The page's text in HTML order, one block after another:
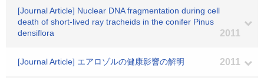
[Journal Article] Nuclear DNA fragmentation during cell
death of short-lived ray tracheids in the conifer Pinus
densiflora
2011
[Journal Article] エアロゾルの健康影響の解明 2011